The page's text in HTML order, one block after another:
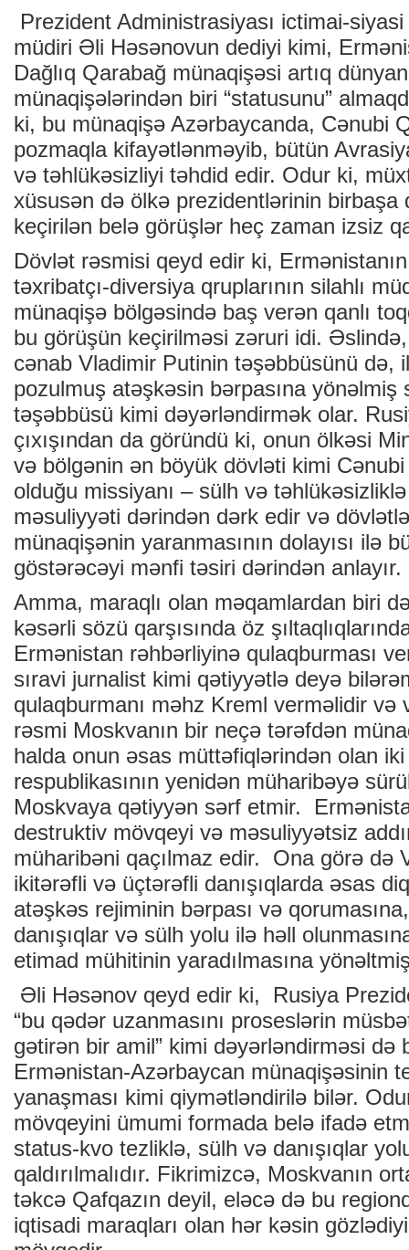
Prezident Administrasiyası ictimai-
müdiri Əli Həsənovun dediyi kimi,
Dağlıq Qarabağ münaqişəsi artıq
münaqişələrindən biri “statusunu”
ki, bu münaqişə Azərbaycanda, Cənubi
pozmaqla kifayətlənməyib, bütün
və təhlükəsizliyi təhdid edir. Odur ki,
xüsusən də ölkə prezidentlərinin birbaşa
keçirilən belə görüşlər heç zaman izsiz
Dövlət rəsmisi qeyd edir ki, Ermənistanın
təxribatçı-diversiya qruplarının silahlı
münaqişə bölgəsində baş verən qanlı
bu görüşün keçirilməsi zəruri idi.
cənab Vladimir Putinin təşəbbüsünü də,
pozulmuş atəşkəsin bərpasına yönəlmiş
təşəbbüsü kimi dəyərləndirmək olar.
çıxışından da göründü ki, onun ölkəsi
və bölgənin ən böyük dövləti kimi
olduğu missiyanı – sülh və təhlükəsizliklə
məsuliyyəti dərindən dərk edir və
münaqişənin yaranmasının dolayısı ilə
göstərəcəyi mənfi təsiri dərindən anlayır.
Amma, maraqlı olan məqamlardan biri
kəsərli sözü qarşısında öz
Ermənistan rəhbərliyinə qulaqburması
sıravi jurnalist kimi qətiyyətlə deyə
qulaqburmanı məhz Kreml verməlidir və
rəsmi Moskvanın bir neçə tərəfdən
halda onun əsas müttəfiqlərindən olan
respublikasının yenidən müharibəyə
Moskvaya qətiyyən sərf etmir.
destruktiv mövqeyi və məsuliyyətsiz
müharibəni qaçılmaz edir. Ona görə də
ikitərəfli və üçtərəfli danışıqlarda əsas
atəşkəs rejiminin bərpası və
danışıqlar və sülh yolu ilə həll
etimad mühitinin yaradılmasına
Əli Həsənov qeyd edir ki, Rusiya
“bu qədər uzanmasını proseslərin
gətirən bir amil” kimi dəyərləndirməsi də
Ermənistan-Azərbaycan münaqişəsinin
yanaşması kimi qiymətləndirilə bilər.
mövqeyini ümumi formada belə ifadə
status-kvo tezliklə, sülh və danışıqlar
qaldırılmalıdır. Fikrimizcə, Moskvanın
təkcə Qafqazın deyil, eləcə də bu
iqtisadi maraqları olan hər kəsin